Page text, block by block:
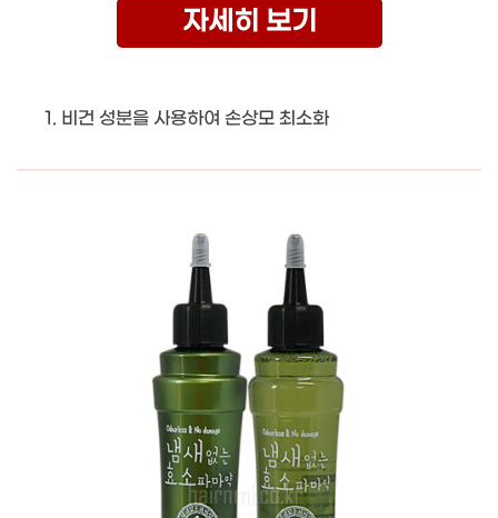
자세히 보기
비건 성분을 사용하여 손상모 최소화